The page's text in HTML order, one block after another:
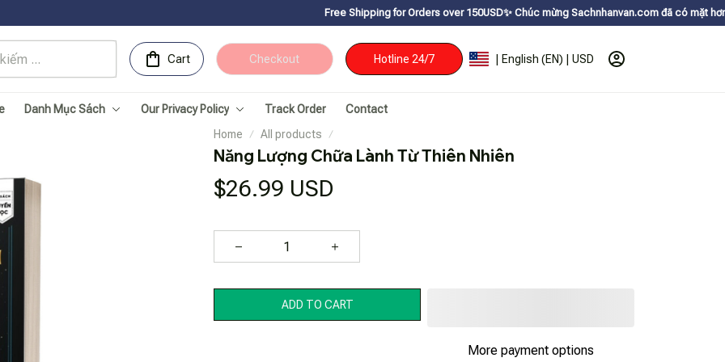
Free Shipping for Orders over 150USDㅤ✨ Chúc mừng Sachnhanvan.com đã có mặt hơn 200 quốc gia
Cart Checkout Hotline 24/7 | English (EN) | USD
Danh Mục Sách Our Privacy Policy Track Order
Contact
Home
All products
Năng Lượng Chữa Lành Từ Thiên Nhiên
$26.99 USD
ADD TO CART
More payment options